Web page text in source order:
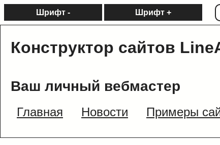
Шрифт - Шрифт +
Конструктор сайтов
Ваш личный вебмастер
Главная Новости Примеры